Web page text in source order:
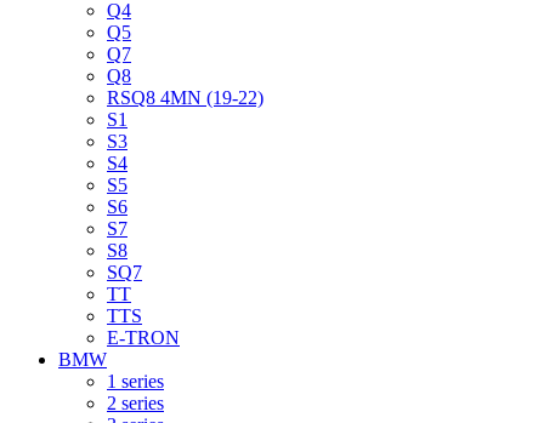
Q4
Q5
Q7
Q8
RSQ8 4MN (19-22)
S1
S3
S4
S5
S6
S7
S8
SQ7
TT
TTS
E-TRON
BMW
1 series
2 series